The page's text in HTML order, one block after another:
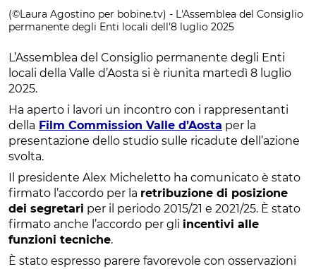
(©Laura Agostino per bobine.tv) - L'Assemblea del Consiglio
permanente degli Enti locali dell'8 luglio 2025
L’Assemblea del Consiglio permanente degli Enti
locali della Valle d’Aosta si è riunita martedì 8 luglio
2025.
Ha aperto i lavori un incontro con i rappresentanti
della Film Commission Valle d’Aosta per la
presentazione dello studio sulle ricadute dell’azione
svolta.
Il presidente Alex Micheletto ha comunicato è stato
firmato l’accordo per la retribuzione di posizione
dei segretari per il periodo 2015/21 e 2021/25. È stato
firmato anche l’accordo per gli incentivi alle
funzioni tecniche.
È stato espresso parere favorevole con osservazioni